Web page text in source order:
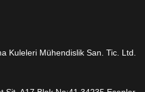
Kuleleri Mühendislik San. Tic. Ltd.